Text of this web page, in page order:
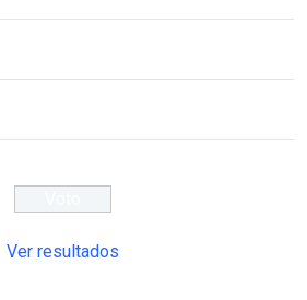
Ver resultados